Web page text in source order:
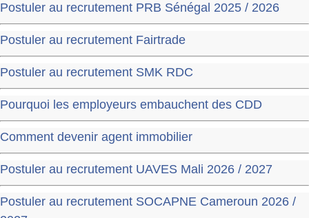
Postuler au recrutement PRB Sénégal 2025 / 2026
Postuler au recrutement Fairtrade
Postuler au recrutement SMK RDC
Pourquoi les employeurs embauchent des CDD
Comment devenir agent immobilier
Postuler au recrutement UAVES Mali 2026 / 2027
Postuler au recrutement SOCAPNE Cameroun 2026 /